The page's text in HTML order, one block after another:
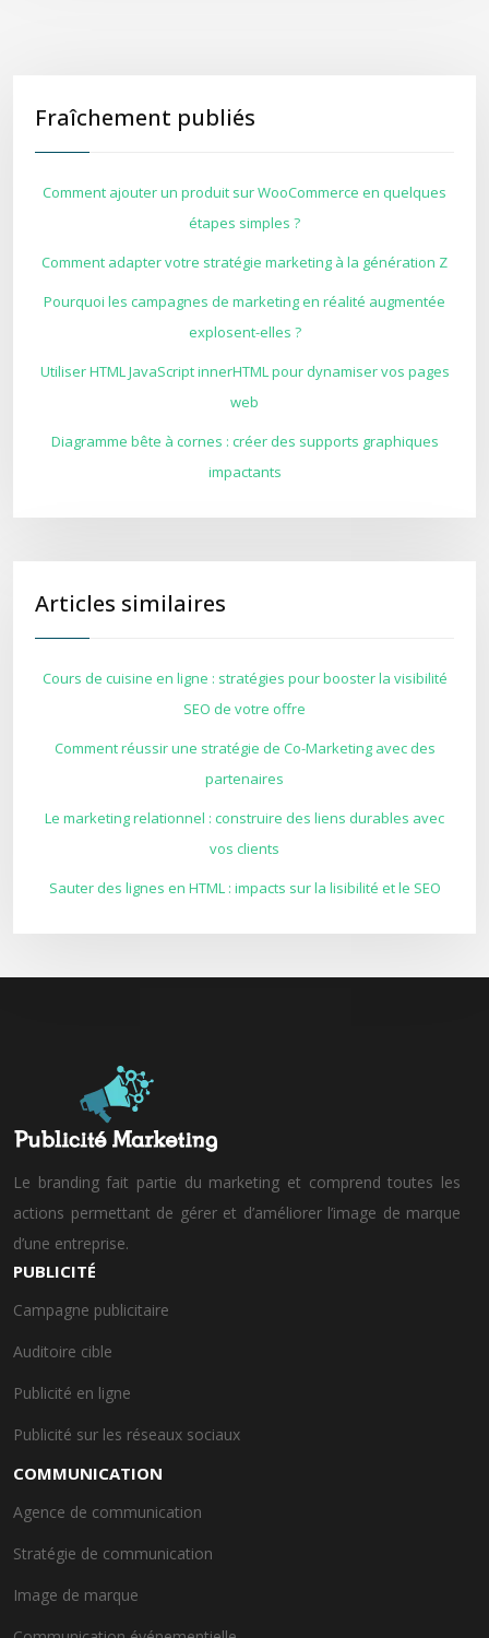
Fraîchement publiés
Comment ajouter un produit sur WooCommerce en quelques
étapes simples ?
Comment adapter votre stratégie marketing à la génération Z
Pourquoi les campagnes de marketing en réalité augmentée
explosent-elles ?
Utiliser HTML JavaScript innerHTML pour dynamiser vos pages
web
Diagramme bête à cornes : créer des supports graphiques
impactants
Articles similaires
Cours de cuisine en ligne : stratégies pour booster la visibilité
SEO de votre offre
Comment réussir une stratégie de Co-Marketing avec des
partenaires
Le marketing relationnel : construire des liens durables avec
vos clients
Sauter des lignes en HTML : impacts sur la lisibilité et le SEO
Le branding fait partie du marketing et comprend toutes les
actions permettant de gérer et d’améliorer l’image de marque
d’une entreprise.
PUBLICITÉ
Campagne publicitaire
Auditoire cible
Publicité en ligne
Publicité sur les réseaux sociaux
COMMUNICATION
Agence de communication
Stratégie de communication
Image de marque